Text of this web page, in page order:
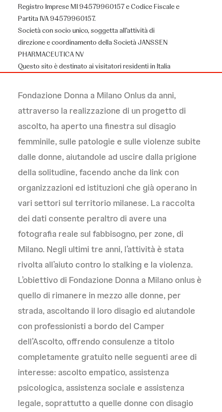
Registro Imprese MI 94579960157 e Codice Fiscale e
Partita IVA 94579960157.
Società con socio unico, soggetta all’attività di
direzione e coordinamento della Società JANSSEN
PHARMACEUTICA NV
Questo sito è destinato ai visitatori residenti in Italia
Fondazione Donna Milano
Il Progetto
Fondazione Donna a Milano Onlus da anni,
attraverso la realizzazione di un progetto di
ascolto, ha aperto una finestra sul disagio
femminile, sulle patologie e sulle violenze subite
dalle donne, aiutandole ad uscire dalla prigione
della solitudine, facendo anche da link con
organizzazioni ed istituzioni che già operano in
vari settori sul territorio milanese. La raccolta
dei dati consente peraltro di avere una
fotografia reale sul fabbisogno, per zone, di
Milano. Negli ultimi tre anni, l’attività è stata
rivolta all’aiuto contro lo stalking e la violenza.
L’obiettivo di Fondazione Donna a Milano onlus è
quello di rimanere in mezzo alle donne, per
strada, ascoltando il loro disagio ed aiutandole
con professionisti a bordo del Camper
dell’Ascolto, offrendo consulenze a titolo
completamente gratuito nelle seguenti aree di
interesse: ascolto empatico, assistenza
psicologica, assistenza sociale e assistenza
legale, soprattutto a quelle donne con disagio